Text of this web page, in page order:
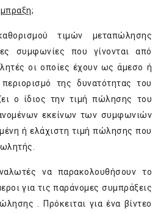
τιμών μεταπώλησης
συμφωνίες που γίνονται από
οι οποίες έχουν ως άμεσο ή
της δυνατότητας του
ο ίδιος την τιμή πώλησης του
εκείνων των συμφωνιών
ή ελάχιστη τιμή πώλησης που
να παρακολουθήσουν το
για τις παράνομες συμπράξεις
. Πρόκειται για ένα βίντεο